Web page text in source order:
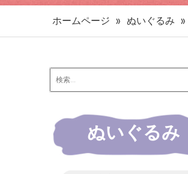
ホームページ » ぬいぐるみ »
ぬいぐるみ